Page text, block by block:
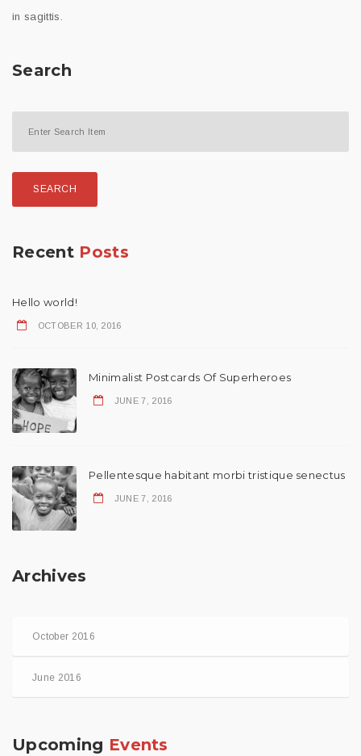
in sagittis.
Search
SEARCH
Recent Posts
Hello world!
OCTOBER 10, 2016
Minimalist Postcards Of Superheroes
JUNE 7, 2016
Pellentesque habitant morbi tristique senectus
JUNE 7, 2016
Archives
October 2016
June 2016
Upcoming Events